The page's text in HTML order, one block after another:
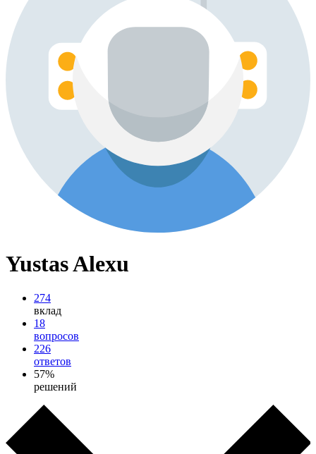
Yustas Alexu
274
вклад
18
вопросов
226
ответов
57%
решений